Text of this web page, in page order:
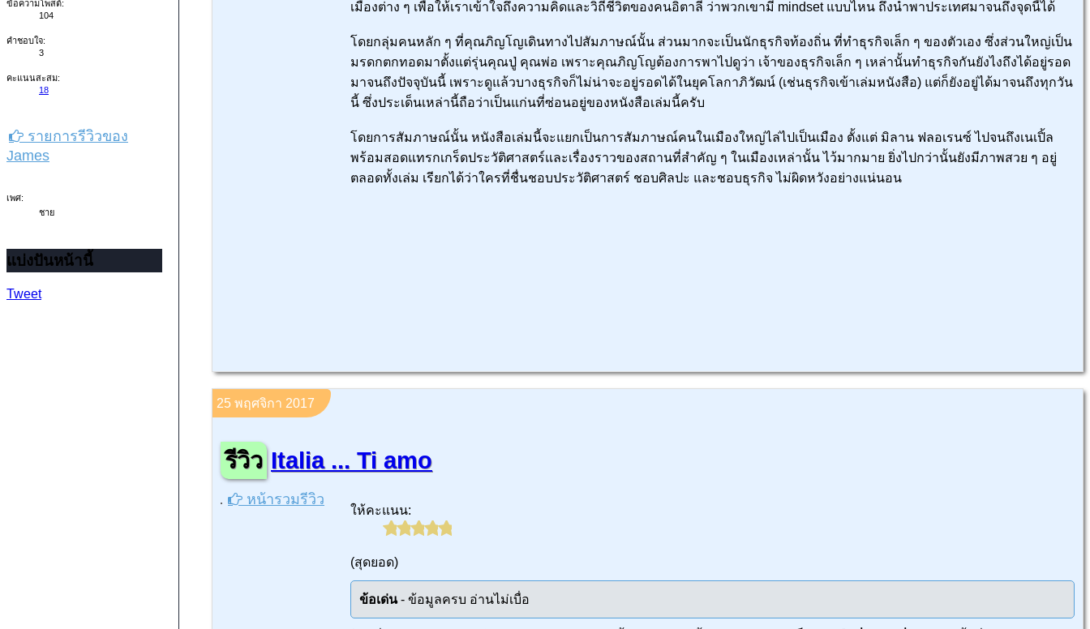
ข้อความโพสต์:
104
คำชอบใจ:
3
คะแนนสะสม:
18
รายการรีวิวของ
James
เพศ:
ชาย
แบ่งปันหน้านี้
Tweet
เมืองต่าง ๆ เพื่อให้เราเข้าใจถึงความคิดและวิถีชีวิตของคนอิตาลี ว่าพวกเขามี mindset แบบไหน ถึงนำพาประเทศมาจนถึงจุดนี้ได้
โดยกลุ่มคนหลัก ๆ ที่คุณภิญโญเดินทางไปสัมภาษณ์นั้น ส่วนมากจะเป็นนักธุรกิจท้องถิ่น ที่ทำธุรกิจเล็ก ๆ ของตัวเอง ซึ่งส่วนใหญ่เป็น
มรดกตกทอดมาตั้งแต่รุ่นคุณปู่ คุณพ่อ เพราะคุณภิญโญต้องการพาไปดูว่า เจ้าของธุรกิจเล็ก ๆ เหล่านั้นทำธุรกิจกันยังไงถึงได้อยู่รอด
มาจนถึงปัจจุบันนี้ เพราะดูแล้วบางธุรกิจก็ไม่น่าจะอยู่รอดได้ในยุคโลกาภิวัฒน์ (เช่นธุรกิจเข้าเล่มหนังสือ) แต่ก็ยังอยู่ได้มาจนถึงทุกวัน
นี้ ซึ่งประเด็นเหล่านี้ถือว่าเป็นแก่นที่ซ่อนอยู่ของหนังสือเล่มนี้ครับ
โดยการสัมภาษณ์นั้น หนังสือเล่มนี้จะแยกเป็นการสัมภาษณ์คนในเมืองใหญ่ไล่ไปเป็นเมือง ตั้งแต่ มิลาน ฟลอเรนซ์ ไปจนถึงเนเปิ้ล
พร้อมสอดแทรกเกร็ดประวัติศาสตร์และเรื่องราวของสถานที่สำคัญ ๆ ในเมืองเหล่านั้น ไว้มากมาย ยิ่งไปกว่านั้นยังมีภาพสวย ๆ อยู่
ตลอดทั้งเล่ม เรียกได้ว่าใครที่ชื่นชอบประวัติศาสตร์ ชอบศิลปะ และชอบธุรกิจ ไม่ผิดหวังอย่างแน่นอน
25 พฤศจิกา 2017
รีวิว Italia ... Ti amo
หน้ารวมรีวิว
ให้คะแนน:
(สุดยอด)
ข้อเด่น- ข้อมูลครบ อ่านไม่เบื่อ